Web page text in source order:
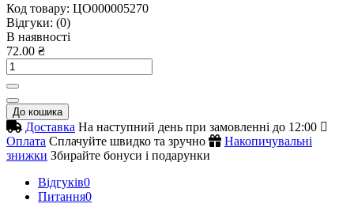
Код товару: ЦО000005270
Відгуки: (0)
В наявності
72.00 ₴
До кошика
Доставка На наступний день при замовленні до 12:00
Оплата Сплачуйте швидко та зручно
Накопичувальні
знижки Збирайте бонуси і подарунки
Відгуків0
Питання0